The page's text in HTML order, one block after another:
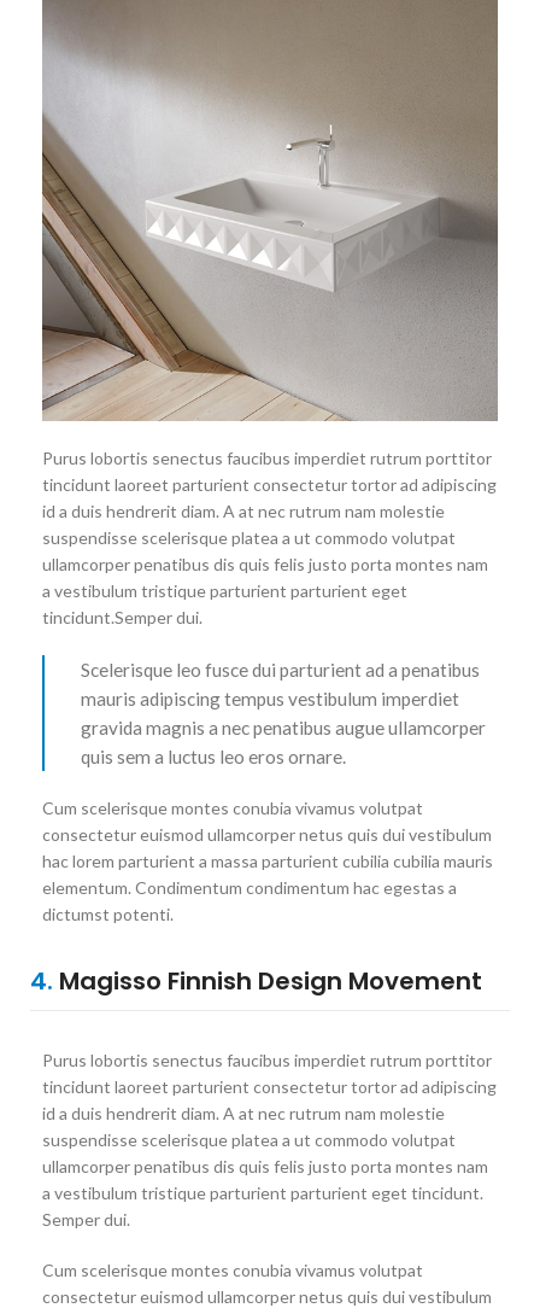
Purus lobortis senectus faucibus imperdiet rutrum porttitor
tincidunt laoreet parturient consectetur tortor ad adipiscing
id a duis hendrerit diam. A at nec rutrum nam molestie
suspendisse scelerisque platea a ut commodo volutpat
ullamcorper penatibus dis quis felis justo porta montes nam
a vestibulum tristique parturient parturient eget
tincidunt.Semper dui.
Scelerisque leo fusce dui parturient ad a penatibus
mauris adipiscing tempus vestibulum imperdiet
gravida magnis a nec penatibus augue ullamcorper
quis sem a luctus leo eros ornare.
Cum scelerisque montes conubia vivamus volutpat
consectetur euismod ullamcorper netus quis dui vestibulum
hac lorem parturient a massa parturient cubilia cubilia mauris
elementum. Condimentum condimentum hac egestas a
dictumst potenti.
4. Magisso Finnish Design Movement
Purus lobortis senectus faucibus imperdiet rutrum porttitor
tincidunt laoreet parturient consectetur tortor ad adipiscing
id a duis hendrerit diam. A at nec rutrum nam molestie
suspendisse scelerisque platea a ut commodo volutpat
ullamcorper penatibus dis quis felis justo porta montes nam
a vestibulum tristique parturient parturient eget tincidunt.
Semper dui.
Cum scelerisque montes conubia vivamus volutpat
consectetur euismod ullamcorper netus quis dui vestibulum